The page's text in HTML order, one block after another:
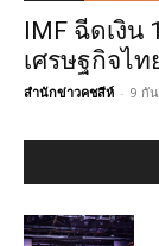
IMF ฉีดเงิ
เศรษฐกิจไท
สำนักข่าวคชสีห์ - 9 กั